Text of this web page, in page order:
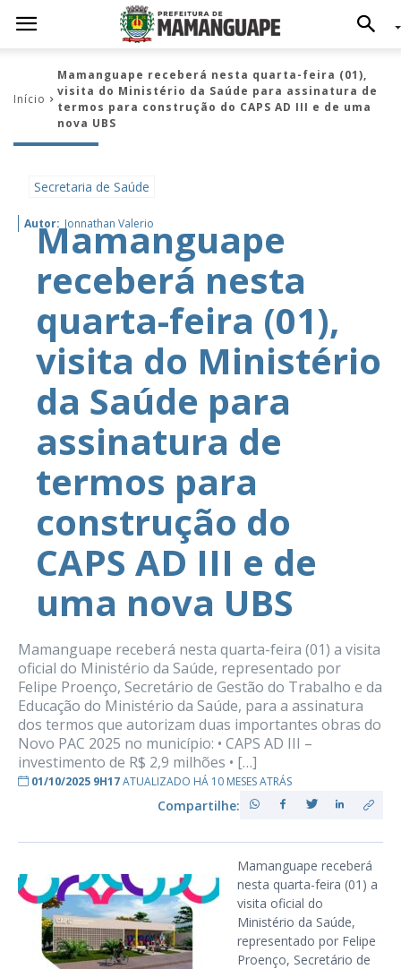
Início
Mamanguape receberá nesta quarta-feira (01),
visita do Ministério da Saúde para assinatura de
termos para construção do CAPS AD III e de uma
nova UBS
Secretaria de Saúde
Autor: Jonnathan Valerio
Mamanguape
receberá nesta
quarta-feira (01),
visita do Ministério
da Saúde para
assinatura de
termos para
construção do
CAPS AD III e de
uma nova UBS
Mamanguape receberá nesta quarta-feira (01) a visita
oficial do Ministério da Saúde, representado por
Felipe Proenço, Secretário de Gestão do Trabalho e da
Educação do Ministério da Saúde, para a assinatura
dos termos que autorizam duas importantes obras do
Novo PAC 2025 no município: •⁠ ⁠CAPS AD III –
investimento de R$ 2,9 milhões •⁠ […]
01/10/2025 9H17ATUALIZADO HÁ 10 MESES ATRÁS
Compartilhe:
Mamanguape receberá
nesta quarta-feira (01) a
visita oficial do
Ministério da Saúde,
representado por Felipe
Proenço, Secretário de